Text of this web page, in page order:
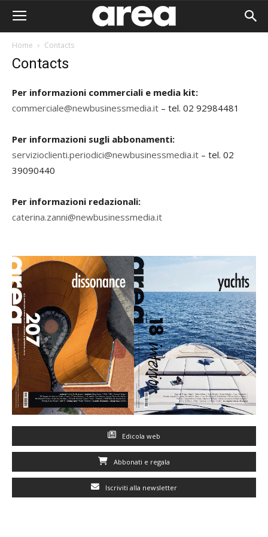
Home Contacts
Contacts
Per informazioni commerciali e media kit:
commerciale@newbusinessmedia.it – tel. 02 92984481
Per informazioni sugli abbonamenti:
servizioclienti.periodici@newbusinessmedia.it – tel. 02
39090440
Per informazioni redazionali:
caterina.zanni@newbusinessmedia.it
Edicola web
Abbonati e regala
Iscriviti alla newsletter